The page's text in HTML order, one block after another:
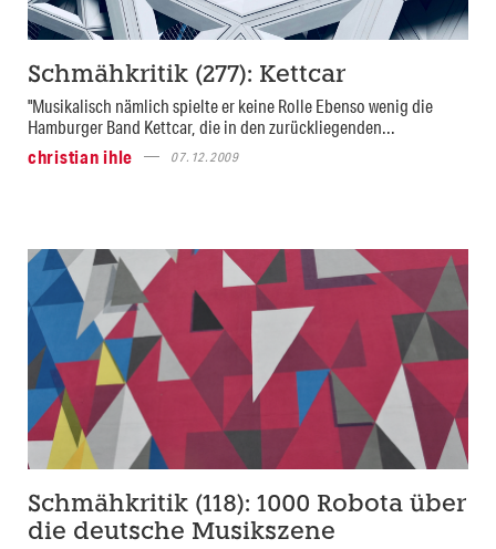
Schmähkritik (277): Kettcar
"Musikalisch nämlich spielte er keine Rolle Ebenso wenig die
Hamburger Band Kettcar, die in den zurückliegenden...
christian ihle
07.12.2009
Schmähkritik (118): 1000 Robota über
die deutsche Musikszene